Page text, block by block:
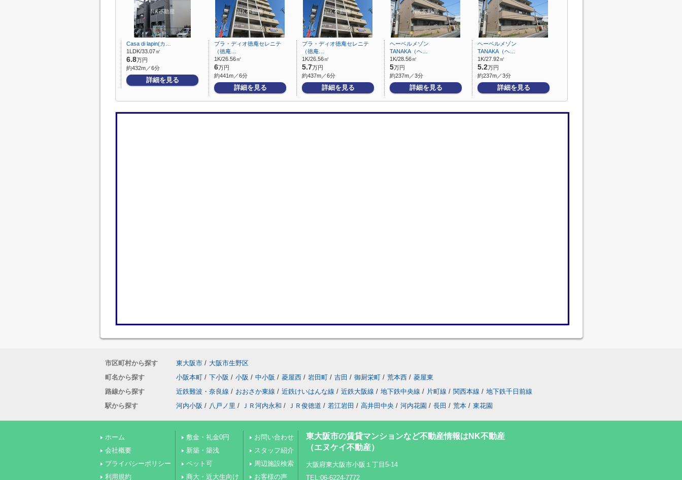
Casa di lapin(カ…
1LDK/33.07㎡
6.8万円
約432m／6分
詳細を見る
プラ・ディオ徳庵セレニテ
（徳庵…
1K/26.56㎡
6万円
約441m／6分
詳細を見る
プラ・ディオ徳庵セレニテ
（徳庵…
1K/26.56㎡
5.7万円
約437m／6分
詳細を見る
ヘーベルメゾン
TANAKA（ヘ…
1K/28.56㎡
5万円
約237m／3分
詳細を見る
ヘーベルメゾン
TANAKA（ヘ…
1K/27.92㎡
5.2万円
約237m／3分
詳細を見る
市区町村から探す 東大阪市 / 大阪市生野区
町名から探す
小阪本町 / 下小阪 / 小阪 / 中小阪 / 菱屋西 / 岩田町 / 吉田 / 御厨栄町 / 荒本西 / 菱屋東
路線から探す
近鉄難波・奈良線 / おおさか東線 / 近鉄けいはんな線 / 近鉄大阪線 / 地下鉄中央線 / 片町線 / 関西本線 / 地下鉄千日前線
駅から探す
河内小阪 / 八戸ノ里 / ＪＲ河内永和 / ＪＲ俊徳道 / 若江岩田 / 高井田中央 / 河内花園 / 長田 / 荒本 / 東花園
ホーム
会社概要
プライバシーポリシー
利用規約
敷金・礼金0円
新築・築浅
ペット可
商大・近大生向け
お問い合わせ
スタッフ紹介
周辺施設検索
お客様の声
東大阪市の賃貸マンションなど不動産情報はNK不動産
（エヌケイ不動産）
大阪府東大阪市小阪１丁目5-14
TEL:06-6224-7772